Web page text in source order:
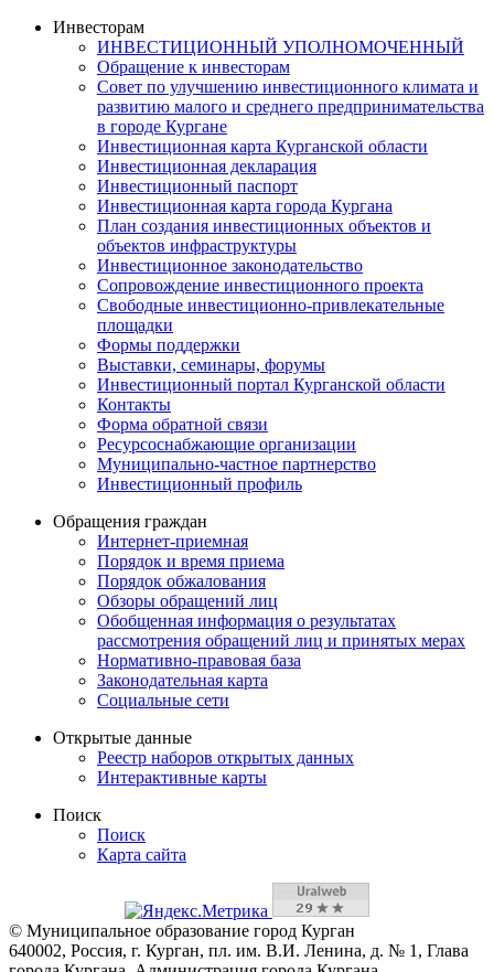
Инвесторам
ИНВЕСТИЦИОННЫЙ УПОЛНОМОЧЕННЫЙ
Обращение к инвесторам
Совет по улучшению инвестиционного климата и
развитию малого и среднего предпринимательства
в городе Кургане
Инвестиционная карта Курганской области
Инвестиционная декларация
Инвестиционный паспорт
Инвестиционная карта города Кургана
План создания инвестиционных объектов и
объектов инфраструктуры
Инвестиционное законодательство
Сопровождение инвестиционного проекта
Свободные инвестиционно-привлекательные
площадки
Формы поддержки
Выставки, семинары, форумы
Инвестиционный портал Курганской области
Контакты
Форма обратной связи
Ресурсоснабжающие организации
Муниципально-частное партнерство
Инвестиционный профиль
Обращения граждан
Интернет-приемная
Порядок и время приема
Порядок обжалования
Обзоры обращений лиц
Обобщенная информация о результатах
рассмотрения обращений лиц и принятых мерах
Нормативно-правовая база
Законодательная карта
Социальные сети
Открытые данные
Реестр наборов открытых данных
Интерактивные карты
Поиск
Поиск
Карта сайта
© Муниципальное образование город Курган
640002, Россия, г. Курган, пл. им. В.И. Ленина, д. № 1, Глава